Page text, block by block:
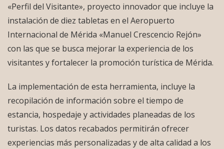
«Perfil del Visitante», proyecto innovador que incluye la
instalación de diez tabletas en el Aeropuerto
Internacional de Mérida «Manuel Crescencio Rejón»
con las que se busca mejorar la experiencia de los
visitantes y fortalecer la promoción turística de Mérida.
La implementación de esta herramienta, incluye la
recopilación de información sobre el tiempo de
estancia, hospedaje y actividades planeadas de los
turistas. Los datos recabados permitirán ofrecer
experiencias más personalizadas y de alta calidad a los